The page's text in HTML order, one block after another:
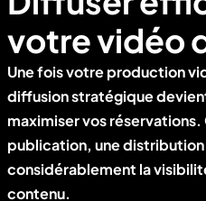
votre vidéo
Une fois votreproduction
diffusion stratégique
maximiser vos
publication, une
considérablement la
contenu.